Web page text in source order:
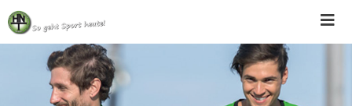
Skip
to
content